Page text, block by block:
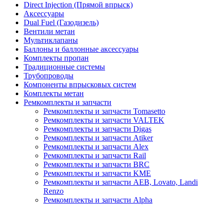
Direct Injection (Прямой впрыск)
Аксессуары
Dual Fuel (Газодизель)
Вентили метан
Мультиклапаны
Баллоны и баллонные аксессуары
Комплекты пропан
Традиционные системы
Трубопроводы
Компоненты впрысковых систем
Комплекты метан
Ремкомплекты и запчасти
Ремкомплекты и запчасти Tomasetto
Ремкомплекты и запчасти VALTEK
Ремкомплекты и запчасти Digas
Ремкомплекты и запчасти Atiker
Ремкомплекты и запчасти Alex
Ремкомплекты и запчасти Rail
Ремкомплекты и запчасти BRC
Ремкомплекты и запчасти KME
Ремкомплекты и запчасти AEB, Lovato, Landi
Renzo
Ремкомплекты и запчасти Alpha